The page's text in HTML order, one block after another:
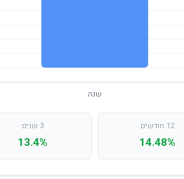
12 חודשים
14.48%
3 שנים
13.4%